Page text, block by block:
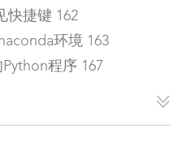
快捷键 162
环境 163
程序 167